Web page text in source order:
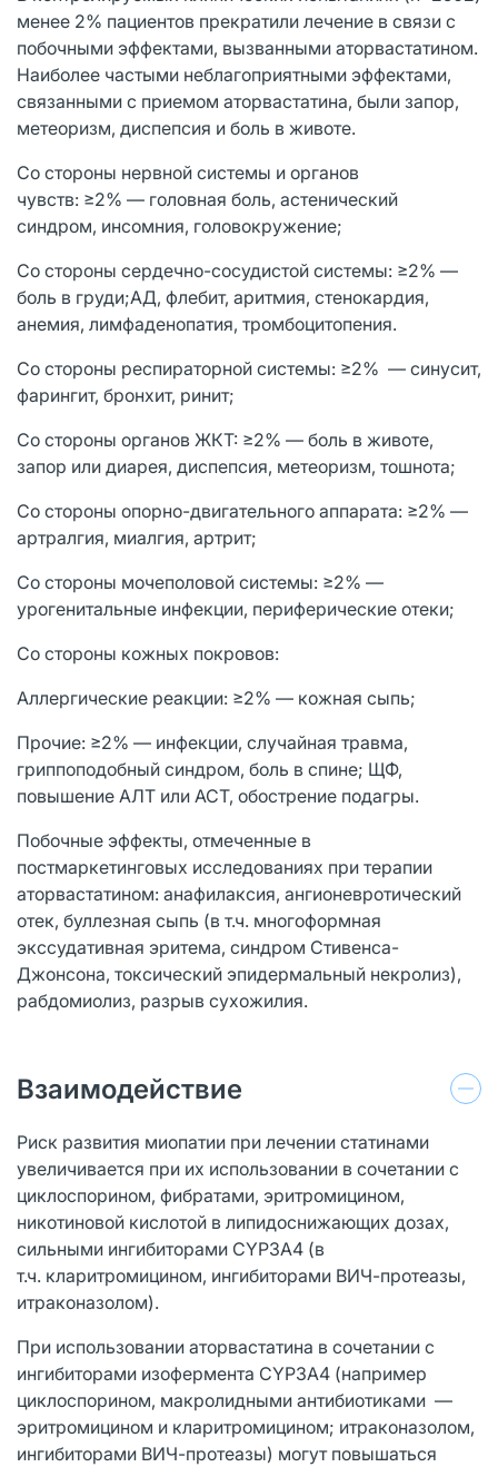
менее 2% пациентов прекратили лечение в связи с
побочными эффектами, вызванными аторвастатином.
Наиболее частыми неблагоприятными эффектами,
связанными с приемом аторвастатина, были запор,
метеоризм, диспепсия и боль в животе.
Со стороны нервной системы и органов
чувств: ≥2% — головная боль, астенический
синдром, инсомния, головокружение;
Со стороны сердечно-сосудистой системы: ≥2% —
боль в груди;АД, флебит, аритмия, стенокардия,
анемия, лимфаденопатия, тромбоцитопения.
Со стороны респираторной системы: ≥2% — синусит,
фарингит, бронхит, ринит;
Со стороны органов ЖКТ: ≥2% — боль в животе,
запор или диарея, диспепсия, метеоризм, тошнота;
Со стороны опорно-двигательного аппарата: ≥2% —
артралгия, миалгия, артрит;
Со стороны мочеполовой системы: ≥2% —
урогенитальные инфекции, периферические отеки;
Со стороны кожных покровов:
Аллергические реакции: ≥2% — кожная сыпь;
Прочие: ≥2% — инфекции, случайная травма,
гриппоподобный синдром, боль в спине; ЩФ,
повышение АЛТ или АСТ, обострение подагры.
Побочные эффекты, отмеченные в
постмаркетинговых исследованиях при терапии
аторвастатином: анафилаксия, ангионевротический
отек, буллезная сыпь (в т.ч. многоформная
экссудативная эритема, синдром Стивенса-
Джонсона, токсический эпидермальный некролиз),
рабдомиолиз, разрыв сухожилия.
Взаимодействие
Риск развития миопатии при лечении статинами
увеличивается при их использовании в сочетании с
циклоспорином, фибратами, эритромицином,
никотиновой кислотой в липидоснижающих дозах,
сильными ингибиторами CYP3A4 (в
т.ч. кларитромицином, ингибиторами ВИЧ-протеазы,
итраконазолом).
При использовании аторвастатина в сочетании с
ингибиторами изофермента CYP3A4 (например
циклоспорином, макролидными антибиотиками —
эритромицином и кларитромицином; итраконазолом,
ингибиторами ВИЧ-протеазы) могут повышаться